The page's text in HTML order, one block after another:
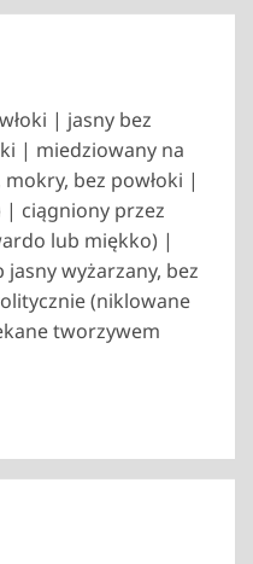
| jasny bez
| miedziowany na
bez powłoki |
| ciągniony przez
lub miękko) |
wyżarzany, bez
(niklowane
tworzywem